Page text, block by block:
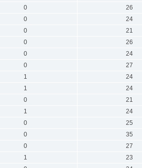
0
26
0
24
0
21
0
26
0
24
0
27
1
24
1
24
0
21
1
24
0
25
0
35
0
27
1
23